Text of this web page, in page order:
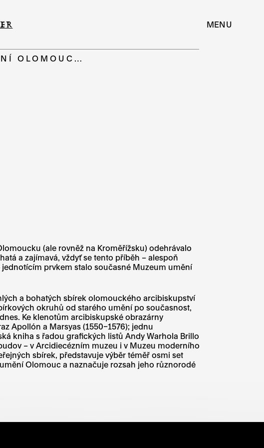
MENU
OLOMOUC…
(ale rovněž na Kroměřížsku) odehrávalo
a zajímavá, vždyť se tento příběh – alespoň
prvkem stalo současné Muzeum umění
a bohatých sbírek olomouckého arcibiskupství
okruhů od starého umění po současnost,
Ke klenotům arcibiskupské obrazárny
Apollón a Marsyas (1550–1576); jednu
kniha s řadou grafických listů Andy Warhola Brillo
– v Arcidiecézním muzeu i v Muzeu moderního
sbírek, představuje výběr téměř osmi set
Olomouc a naznačuje rozsah jeho různorodé